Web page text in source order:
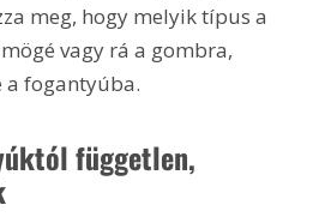
meg, hogy melyik típus a
vagy rá a gombra,
fogantyúba.
független,